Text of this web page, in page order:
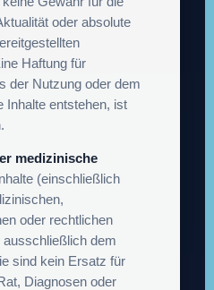
oder absolute
Haftung für
der Nutzung oder dem
Inhalte entstehen, ist
medizinische
(einschließlich
oder rechtlichen
ausschließlich dem
sind kein Ersatz für
Diagnosen oder